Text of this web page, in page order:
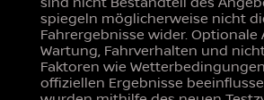
spiegeln möglicherweise nicht
Fahrergebnisse wider. Optionale
Wartung, Fahrverhalten und
Faktoren wie
offiziellen Ergebnisse
wurden mithilfe des neuen